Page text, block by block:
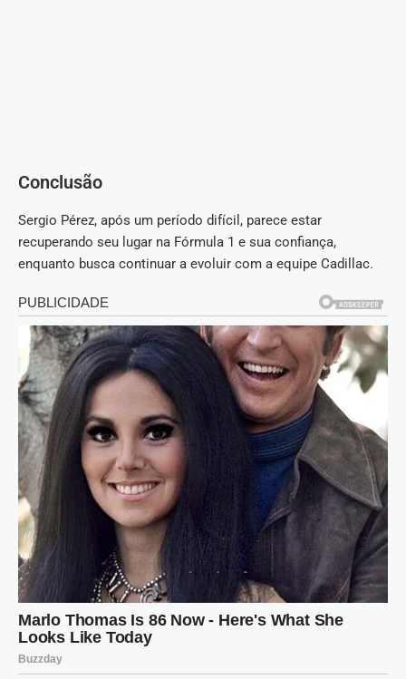
Conclusão
Sergio Pérez, após um período difícil, parece estar
recuperando seu lugar na Fórmula 1 e sua confiança,
enquanto busca continuar a evoluir com a equipe Cadillac.